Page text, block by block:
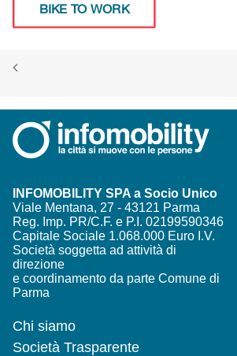
BIKE TO WORK
INFOMOBILITY SPA a Socio Unico
Viale Mentana, 27 - 43121 Parma
Reg. Imp. PR/C.F. e P.I. 02199590346
Capitale Sociale 1.068.000 Euro I.V.
Società soggetta ad attività di
direzione
e coordinamento da parte Comune di
Parma
Chi siamo
Società Trasparente